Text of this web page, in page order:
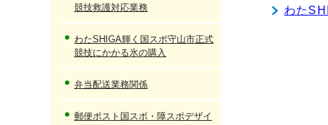
わた
競技救護対応業務
わたSHIGA輝く国スポ守山市正式
競技にかかる氷の購入
弁当配送業務関係
郵便ポスト国スポ・障スポデザイ